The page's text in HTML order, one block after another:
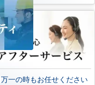
POINT
6
万一の時もお任せください